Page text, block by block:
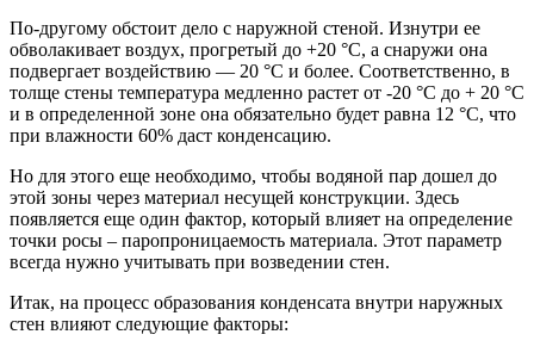
По-другому обстоит дело с наружной стеной. Изнутри ее
обволакивает воздух, прогретый до +20 °С, а снаружи она
подвергает воздействию — 20 °С и более. Соответственно, в
толще стены температура медленно растет от -20 °С до + 20 °С
и в определенной зоне она обязательно будет равна 12 °С, что
при влажности 60% даст конденсацию.
Но для этого еще необходимо, чтобы водяной пар дошел до
этой зоны через материал несущей конструкции. Здесь
появляется еще один фактор, который влияет на определение
точки росы – паропроницаемость материала. Этот параметр
всегда нужно учитывать при возведении стен.
Итак, на процесс образования конденсата внутри наружных
стен влияют следующие факторы: